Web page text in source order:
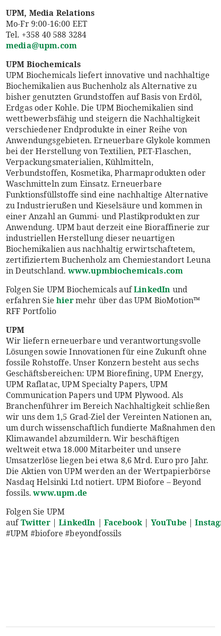
UPM, Media Relations
Mo-Fr 9:00-16:00 EET
Tel. +358 40 588 3284
media@upm.com
UPM Biochemicals
UPM Biochemicals liefert innovative und nachhaltige
Biochemikalien aus Buchenholz als Alternative zu
bisher genutzten Grundstoffen auf Basis von Erdöl,
Erdgas oder Kohle. Die UPM Biochemikalien sind
wettbewerbsfähig und steigern die Nachhaltigkeit
verschiedener Endprodukte in einer Reihe von
Anwendungsgebieten. Erneuerbare Glykole kommen
bei der Herstellung von Textilien, PET-Flaschen,
Verpackungsmaterialien, Kühlmitteln,
Verbundstoffen, Kosmetika, Pharmaprodukten oder
Waschmitteln zum Einsatz. Erneuerbare
Funktionsfüllstoffe sind eine nachhaltige Alternative
zu Industrierußen und Kieselsäure und kommen in
einer Anzahl an Gummi- und Plastikprodukten zur
Anwendung. UPM baut derzeit eine Bioraffinerie zur
industriellen Herstellung dieser neuartigen
Biochemikalien aus nachhaltig erwirtschaftetem,
zertifiziertem Buchenholz am Chemiestandort Leuna
in Deutschland. www.upmbiochemicals.com
Folgen Sie UPM Biochemicals aufLinkedIn und
erfahren Siehiermehr über das UPM BioMotion™
RFF Portfolio
UPM
Wir liefern erneuerbare und verantwortungsvolle
Lösungen sowie Innovationen für eine Zukunft ohne
fossile Rohstoffe. Unser Konzern besteht aus sechs
Geschäftsbereichen: UPM Biorefining, UPM Energy,
UPM Raflatac, UPM Specialty Papers, UPM
Communication Papers und UPM Plywood. Als
Branchenführer im Bereich Nachhaltigkeit schließen
wir uns dem 1,5 Grad-Ziel der Vereinten Nationen an,
um durch wissenschaftlich fundierte Maßnahmen den
Klimawandel abzumildern. Wir beschäftigen
weltweit etwa 18.000 Mitarbeiter und unsere
Umsatzerlöse liegen bei etwa 8,6 Mrd. Euro pro Jahr.
Die Aktien von UPM werden an der Wertpapierbörse
Nasdaq Helsinki Ltd notiert. UPM Biofore – Beyond
fossils.www.upm.de
Folgen Sie UPM
aufTwitter|LinkedIn |Facebook| YouTube|
#UPM #biofore #beyondfossils